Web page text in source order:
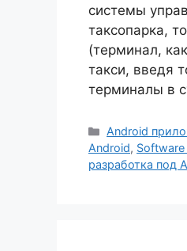
системы
таксопарка,
(терминал,
такси, введя
терминалы в
Рубрики
Android
Android,
разработка под